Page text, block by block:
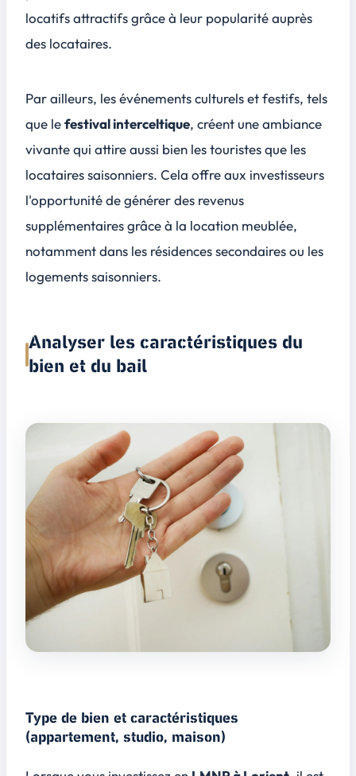
locatifs attractifsgrâce à leur popularité auprès
des locataires.
Par ailleurs, les événements culturels et festifs, tels
que lefestival interceltique, créent une ambiance
vivante qui attire aussi bien les touristes que les
locataires saisonniers. Cela offre aux investisseurs
l'opportunité de générer des revenus
supplémentaires grâce à la location meublée,
notamment dans les résidences secondaires ou les
logements saisonniers.
Analyser les caractéristiques du
bien et du bail
Type de bien et caractéristiques
(appartement, studio, maison)